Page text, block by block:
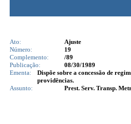
Ato:
Ajuste
Número:
19
Complemento:
/89
Publicação:
08/30/1989
Ementa:
Dispõe sobre a concessão de
providências.
Assunto:
Prest. Serv. Transp.